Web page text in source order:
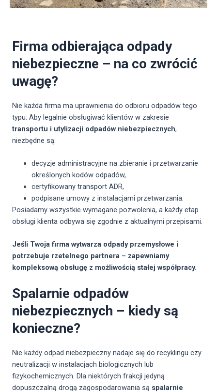
Firma odbierająca odpady
niebezpieczne – na co zwrócić
uwagę?
Nie każda firma ma uprawnienia do odbioru odpadów tego
typu. Aby legalnie obsługiwać klientów w zakresie
transportu i utylizacji odpadów niebezpiecznych,
niezbędne są:
decyzje administracyjne na zbieranie i przetwarzanie
określonych kodów odpadów,
certyfikowany transport ADR,
podpisane umowy z instalacjami przetwarzania.
Posiadamy wszystkie wymagane pozwolenia, a każdy etap
obsługi klienta odbywa się zgodnie z aktualnymi przepisami.
Jeśli Twoja firma wytwarza odpady przemysłowe i
potrzebuje rzetelnego partnera – zapewniamy
kompleksową obsługę z możliwością stałej współpracy.
Spalarnie odpadów
niebezpiecznych – kiedy są
konieczne?
Nie każdy odpad niebezpieczny nadaje się do recyklingu czy
neutralizacji w instalacjach biologicznych lub
fizykochemicznych. Dla niektórych frakcji jedyną
dopuszczalną drogą zagospodarowania są spalarnie